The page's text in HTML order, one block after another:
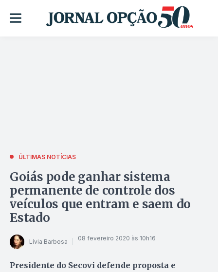
ÚLTIMAS NOTÍCIAS
Goiás pode ganhar sistema
permanente de controle dos
veículos que entram e saem do
Estado
Lívia Barbosa 08 fevereiro 2020 às 10h16
Presidente do Secovi defende proposta e